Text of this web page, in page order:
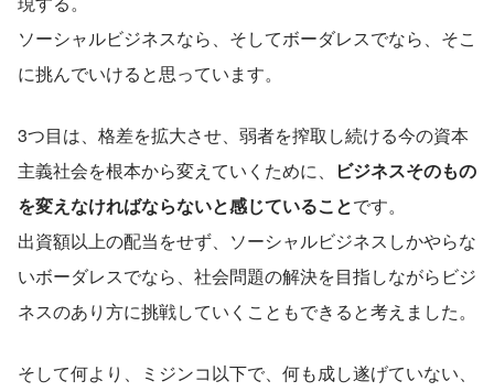
ソーシャルビジネスなら、そしてボーダレスでなら、そこ
に挑んでいけると思っています。
3つ目は、格差を拡大させ、弱者を搾取し続ける今の資本
主義社会を根本から変えていくために、
ビジネスそのもの
を変えなければならないと感じていることです。
出資額以上の配当をせず、ソーシャルビジネスしかやらな
いボーダレスでなら、社会問題の解決を目指しながらビジ
ネスのあり方に挑戦していくこともできると考えました。
そして何より、ミジンコ以下で、何も成し遂げていない、